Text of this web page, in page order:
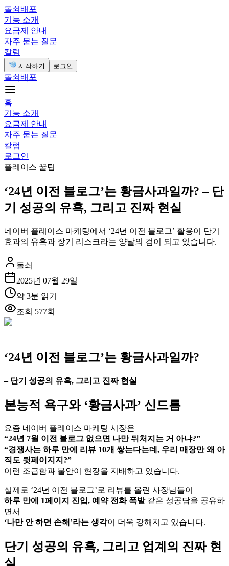
돌쇠배포
기능 소개
요금제 안내
자주 묻는 질문
칼럼
시작하기 로그인
돌쇠배포
홈
기능 소개
요금제 안내
자주 묻는 질문
칼럼
로그인
플레이스 꿀팁
‘24년 이전 블로그’는 황금사과일까? – 단
기 성공의 유혹, 그리고 진짜 현실
네이버 플레이스 마케팅에서 ‘24년 이전 블로그’ 활용이 단기
효과의 유혹과 장기 리스크라는 양날의 검이 되고 있습니다.
돌쇠
2025년 07월 29일
약 3분 읽기
조회 577회
‘24년 이전 블로그’는 황금사과일까?
– 단기 성공의 유혹, 그리고 진짜 현실
본능적 욕구와 ‘황금사과’ 신드롬
요즘 네이버 플레이스 마케팅 시장은
“24년 7월 이전 블로그 없으면 나만 뒤처지는 거 아냐?”
“경쟁사는 하루 만에 리뷰 10개 쌓는다는데, 우리 매장만 왜 아
직도 뒷페이지지?”
이런 조급함과 불안이 현장을 지배하고 있습니다.
실제로 ‘24년 이전 블로그’로 리뷰를 올린 사장님들이
하루 만에 1페이지 진입, 예약 전화 폭발같은 성공담을 공유하
면서
‘나만 안 하면 손해’라는 생각이 더욱 강해지고 있습니다.
단기 성공의 유혹, 그리고 업계의 진짜 현
실